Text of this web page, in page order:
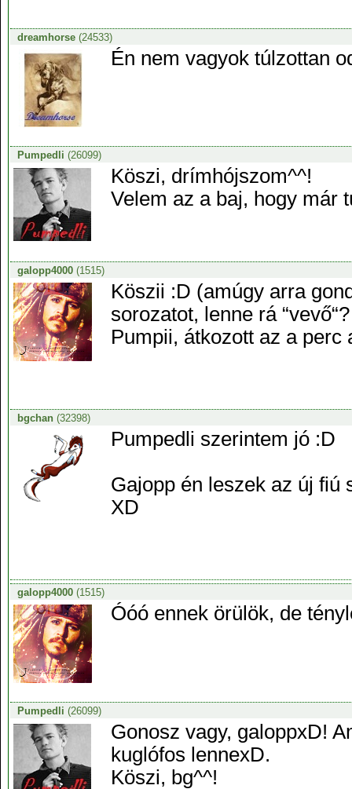
dreamhorse(24533)
Én nem vagyok túlzottan
Pumpedli (26099)
Köszi, drímhójszom^^!
Velem az a baj, hogy már
galopp4000(1515)
Köszii :D (amúgy arra
sorozatot, lenne rá
Pumpii, átkozott az a
bgchan(32398)
Pumpedli szerintem jó :D
Gajopp én leszek az új fiú
XD
galopp4000(1515)
Óóó ennek örülök, de
Pumpedli (26099)
Gonosz vagy, galoppxD!
kuglófos lennexD.
Köszi, bg^^!